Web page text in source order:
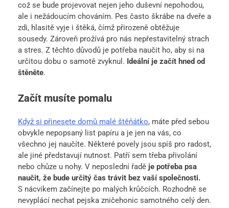
což se bude projevovat nejen jeho duševní nepohodou,
ale i nežádoucím chováním. Pes často škrábe na dveře a
zdi, hlasitě vyje i štěká, čímž přirozeně obtěžuje
sousedy. Zároveň prožívá pro nás nepřestavitelný strach
a stres. Z těchto důvodů je potřeba naučit ho, aby si na
určitou dobu o samotě zvyknul. Ideální je začít hned od
štěněte.
Začít musíte pomalu
Když si přinesete domů malé štěňátko, máte před sebou
obvykle nepopsaný list papíru a je jen na vás, co
všechno jej naučíte. Některé povely jsou spíš pro radost,
ale jiné představují nutnost. Patří sem třeba přivolání
nebo chůze u nohy. V neposlední řadě je potřeba psa
naučit, že bude určitý čas trávit bez vaší společnosti.
S nácvikem začínejte po malých krůčcích. Rozhodně se
nevyplácí nechat pejska zničehonic samotného celý den.